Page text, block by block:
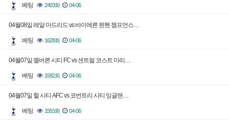
베팅 2403회 04-06
04월08일 레알 마드리드 vs 바이에른 뮌헨 챔프언스…
베팅 1628회 04-06
04월07일 멜버른 시티 FC vs 센트럴 코스트 마리…
베팅 1582회 04-06
04월07일 헐 시티 AFC vs 코번트리 시티 잉글랜…
베팅 1553회 04-06